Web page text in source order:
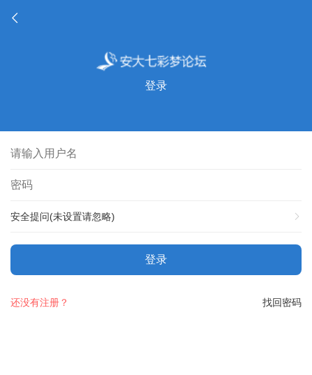
登录
安全提问(未设置请忽略)
登录
找回密码
还没有注册？